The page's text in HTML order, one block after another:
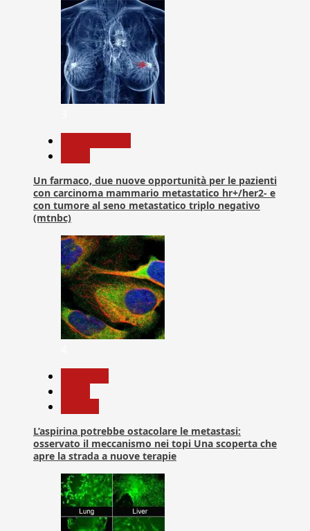
Un farmaco, due nuove opportunità per le pazienti
con carcinoma mammario metastatico hr+/her2- e
con tumore al seno metastatico triplo negativo
(mtnbc)
L’aspirina potrebbe ostacolare le metastasi:
osservato il meccanismo nei topi Una scoperta che
apre la strada a nuove terapie